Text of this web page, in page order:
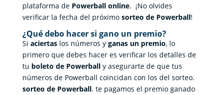
plataforma de Powerball online. ¡No olvides
verificar la fecha del próximo sorteo de Powerball!
¿Qué debo hacer si gano un premio?
Si aciertaslos números y ganas un premio, lo
primero que debes hacer es verificar los detalles de
tu boleto de Powerbally asegurarte de que tus
números de Powerball coincidan con los del sorteo.
sorteo de Powerball. te pagamos el premio ganado